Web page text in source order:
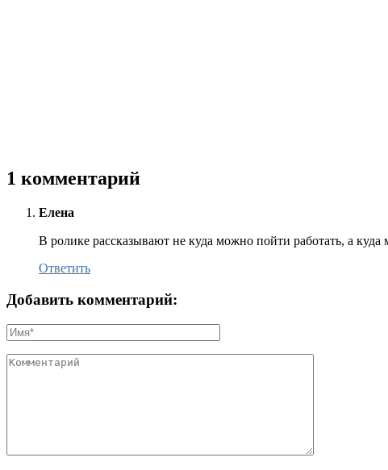
1 комментарий
Елена
В ролике рассказывают не куда можно пойти работать, а
Ответить
Добавить комментарий: